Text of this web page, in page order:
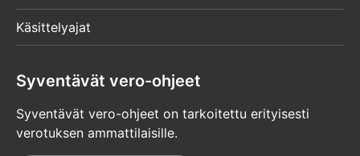
Käsittelyajat
Syventävät vero-ohjeet
Syventävät vero-ohjeet on tarkoitettu erityisesti
verotuksen ammattilaisille.